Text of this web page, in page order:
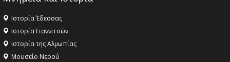
Ιστορία Έδεσσας
Ιστορία Γιαννιτσών
Ιστορία της Αλμωπίας
Μουσείο Νερού